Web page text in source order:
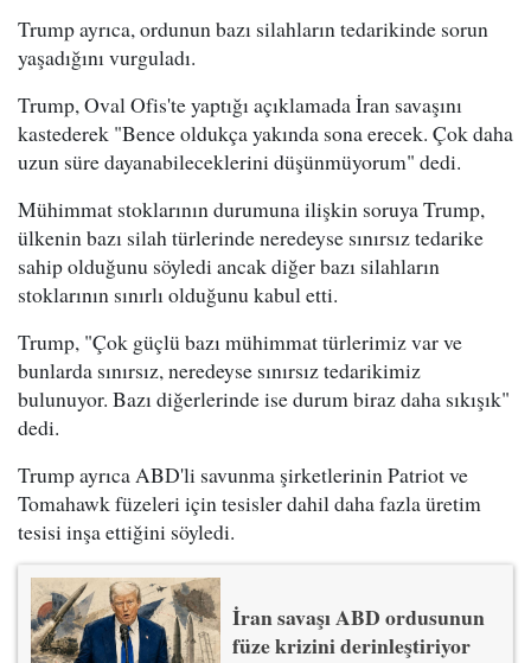
Trump ayrıca, ordunun bazı silahların tedarikinde sorun
yaşadığını vurguladı.
Trump, Oval Ofis'te yaptığı açıklamada İran savaşını
kastederek "Bence oldukça yakında sona erecek. Çok daha
uzun süre dayanabileceklerini düşünmüyorum" dedi.
Mühimmat stoklarının durumuna ilişkin soruya Trump,
ülkenin bazı silah türlerinde neredeyse sınırsız tedarike
sahip olduğunu söyledi ancak diğer bazı silahların
stoklarının sınırlı olduğunu kabul etti.
Trump, "Çok güçlü bazı mühimmat türlerimiz var ve
bunlarda sınırsız, neredeyse sınırsız tedarikimiz
bulunuyor. Bazı diğerlerinde ise durum biraz daha sıkışık"
dedi.
Trump ayrıca ABD'li savunma şirketlerinin Patriot ve
Tomahawk füzeleri için tesisler dahil daha fazla üretim
tesisi inşa ettiğini söyledi.
İran savaşı ABD ordusunun
füze krizini derinleştiriyor